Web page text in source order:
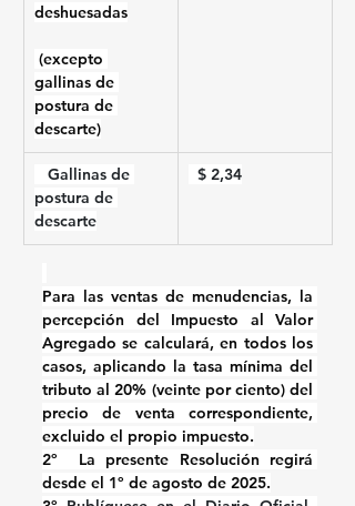
deshuesadas
(excepto
gallinas de
postura de
descarte)
Gallinas de
postura de
descarte
$ 2,34
Para las ventas de menudencias, la
percepción del Impuesto al Valor
Agregado se calculará, en todos los
casos, aplicando la tasa mínima del
tributo al 20% (veinte por ciento) del
precio de venta correspondiente,
excluido el propio impuesto.
2º  La presente Resolución regirá
desde el 1º de agosto de 2025.